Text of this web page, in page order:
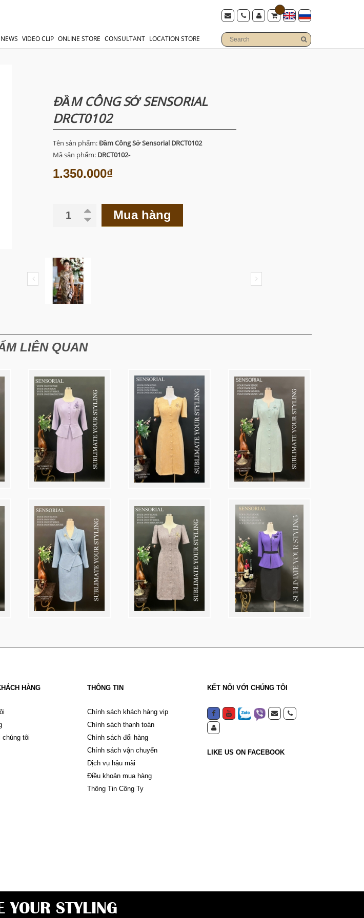
NEWS VIDEO CLIP ONLINE STORE CONSULTANT LOCATION STORE
ĐẦM CÔNG SỞ SENSORIAL
DRCT0102
Tên sản phẩm:Đầm Công Sở Sensorial DRCT0102
Mã sản phẩm: DRCT0102-
1.350.000₫
Mua hàng
LIÊN QUAN
HÀNG
chúng tôi
THÔNG TIN
Chính sách khách hàng vip
Chính sách thanh toán
Chính sách đổi hàng
Chính sách vận chuyển
Dịch vụ hậu mãi
Điều khoản mua hàng
Thông Tin Công Ty
KẾT NỐI VỚI CHÚNG TÔI
LIKE US ON FACEBOOK
YOUR STYLING